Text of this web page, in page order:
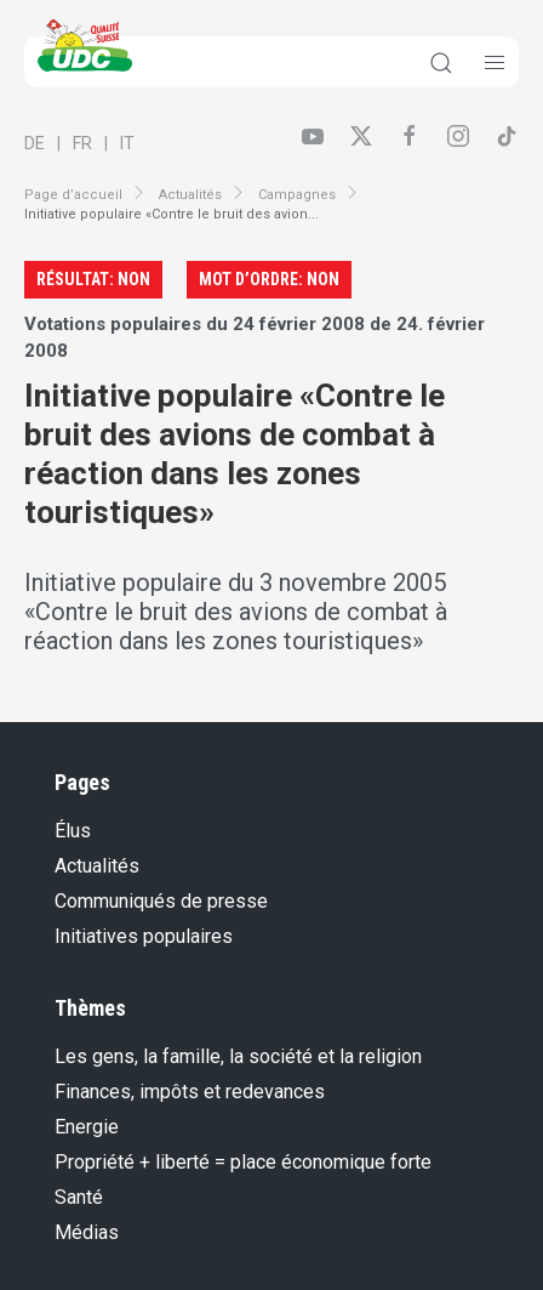
Page d’accueil Actualités
Campagnes
Initiative populaire «Contre le bruit des avion...
DE FR IT
RÉSULTAT: NON MOT D’ORDRE: NON
Votations populaires du 24 février 2008 de 24. février
2008
Initiative populaire «Contre le
bruit des avions de combat à
réaction dans les zones
touristiques»
Initiative populaire du 3 novembre 2005
«Contre le bruit des avions de combat à
réaction dans les zones touristiques»
Pages
Élus
Actualités
Communiqués de presse
Initiatives populaires
Thèmes
Les gens, la famille, la société et la religion
Finances, impôts et redevances
Energie
Propriété + liberté = place économique forte
Santé
Médias